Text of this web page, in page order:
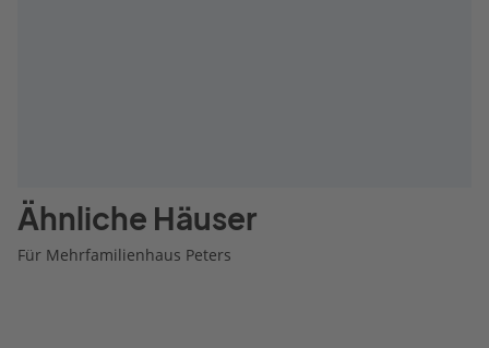
Ähnliche Häuser
Für Mehrfamilienhaus Peters